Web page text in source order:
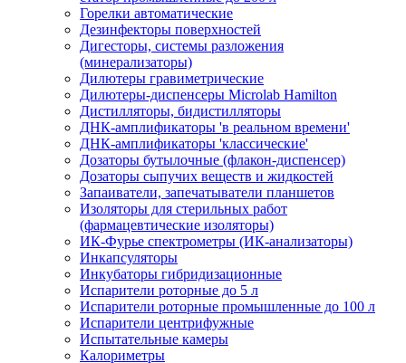
Горелки автоматические
Дезинфекторы поверхностей
Дигесторы, системы разложения
(минерализаторы)
Дилютеры гравиметрические
Дилютеры-диспенсеры Microlab Hamilton
Дистилляторы, бидистилляторы
ДНК-амплификаторы 'в реальном времени'
ДНК-амплификаторы 'классические'
Дозаторы бутылочные (флакон-диспенсер)
Дозаторы сыпучих веществ и жидкостей
Запаиватели, запечатыватели планшетов
Изоляторы для стерильных работ
(фармацевтические изоляторы)
ИК-Фурье спектрометры (ИК-анализаторы)
Инкапсуляторы
Инкубаторы гибридизационные
Испарители роторные до 5 л
Испарители роторные промышленные до 100 л
Испарители центрифужные
Испытательные камеры
Калориметры